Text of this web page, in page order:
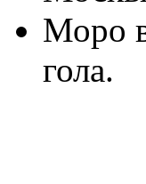
Моро
гола.